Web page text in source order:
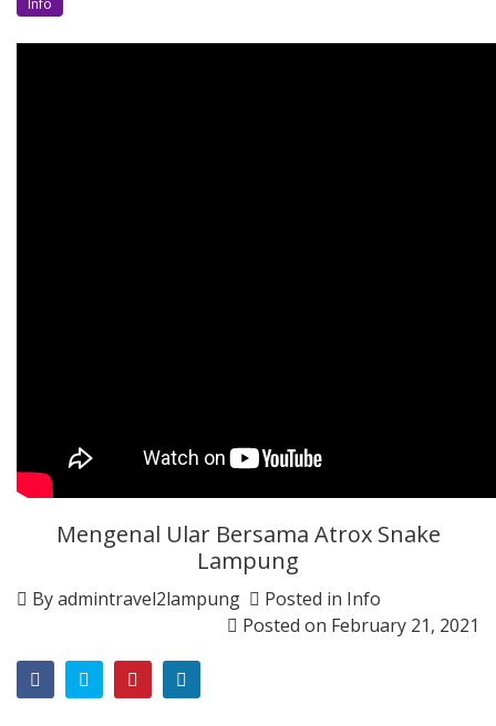
Info
Mengenal Ular Bersama Atrox Snake
Lampung
Byadmintravel2lampung Posted in Info
Posted on February 21, 2021